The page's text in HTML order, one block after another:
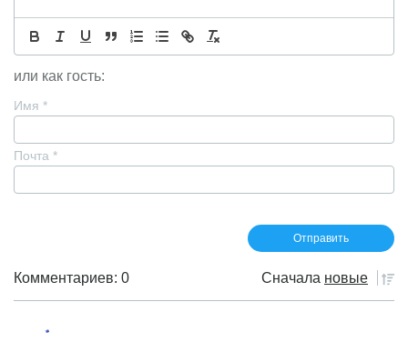
или как гость:
Имя *
Почта *
Комментариев: 0 Сначала новые